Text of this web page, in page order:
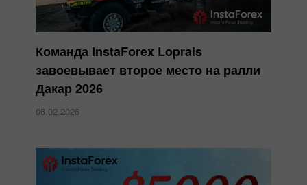
Команда InstaForex Loprais
завоевывает второе место на ралли
Дакар 2026
06.02.2026